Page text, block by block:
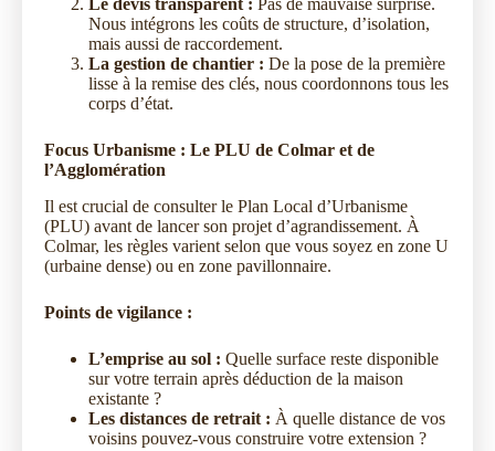
Nous intégrons les coûts de structure, d’isolation,
mais aussi de raccordement.
La gestion de chantier : De la pose de la première
lisse à la remise des clés, nous coordonnons tous les
corps d’état.
Focus Urbanisme : Le PLU de Colmar et de
l’Agglomération
Il est crucial de consulter le Plan Local d’Urbanisme
(PLU) avant de lancer son projet d’agrandissement. À
Colmar, les règles varient selon que vous soyez en zone U
(urbaine dense) ou en zone pavillonnaire.
Points de vigilance :
L’emprise au sol : Quelle surface reste disponible
sur votre terrain après déduction de la maison
existante ?
Les distances de retrait : À quelle distance de vos
voisins pouvez-vous construire votre extension ?